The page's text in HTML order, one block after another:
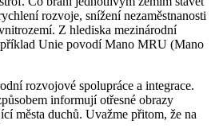
rozvoje, snížení nezaměstnanosti
Z hlediska mezinárodní
Unie povodí Mano MRU (Mano
rozvojové spolupráce a integrace.
informují otřesné obrazy
města duchů. Uvažme přitom, že na